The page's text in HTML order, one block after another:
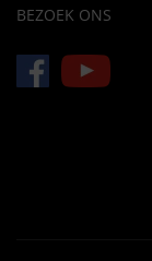
BEZOEK ONS